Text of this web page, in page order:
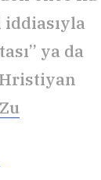
ya da
Hristiyan